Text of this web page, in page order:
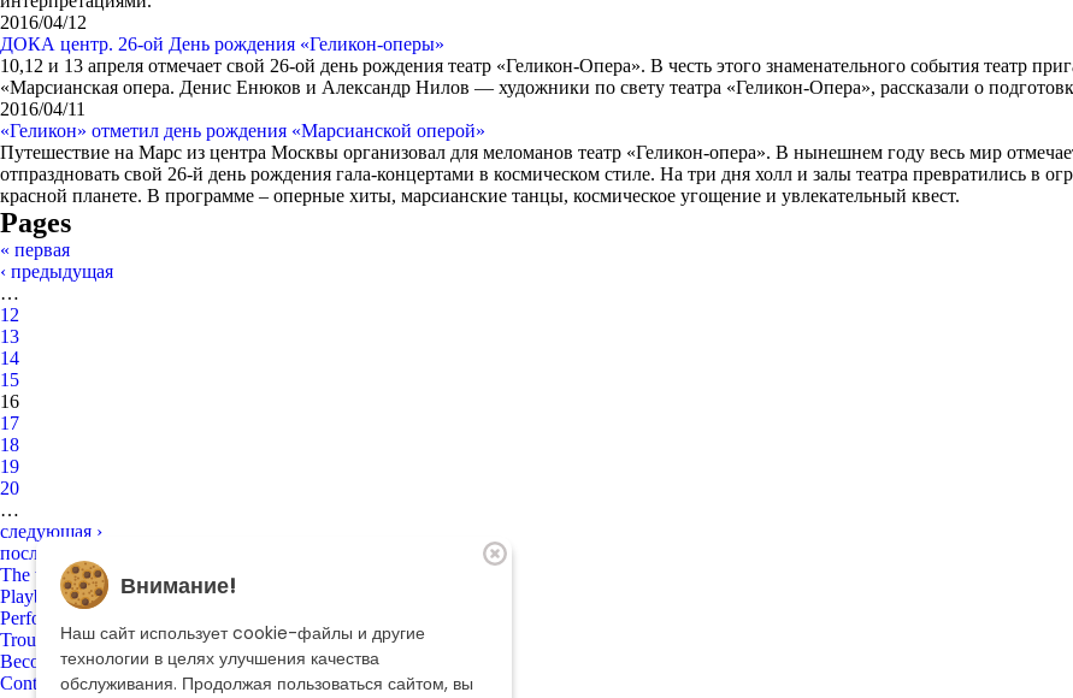
2016/04/12
ДОКА центр. 26-ой День рождения «Геликон-оперы»
10,12 и 13 апреля отмечает свой 26-ой день рождения театр «Геликон-Опера». В честь этого знаменательного события театр
«Марсианская опера. Денис Енюков и Александр Нилов — художники по свету театра «Геликон-Опера», рассказали о
2016/04/11
«Геликон» отметил день рождения «Марсианской оперой»
Путешествие на Марс из центра Москвы организовал для меломанов театр «Геликон-опера». В нынешнем году весь мир
отпраздновать свой 26-й день рождения гала-концертами в космическом стиле. На три дня холл и залы театра превратились в
красной планете. В программе – оперные хиты, марсианские танцы, космическое угощение и увлекательный квест.
Pages
« первая
‹ предыдущая
…
12
13
14
15
16
17
18
19
20
…
следующая ›
последняя »
The theatre
Playbill
Performances
Troupe
Become a sponsor
Contacts
Внимание!
Наш сайт использует cookie-файлы и другие
технологии в целях улучшения качества
обслуживания. Продолжая пользоваться сайтом, вы